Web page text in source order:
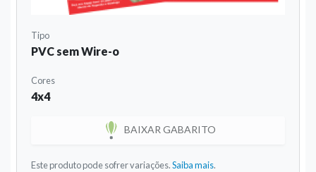
Tipo
PVC sem Wire-o
Cores
4x4
BAIXAR GABARITO
Este produto pode sofrer variações.Saiba mais.